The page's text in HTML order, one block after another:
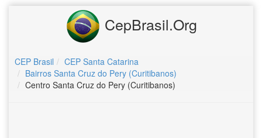
CepBrasil.Org
CEP Brasil
CEP Santa Catarina
Bairros Santa Cruz do Pery (Curitibanos)
Centro Santa Cruz do Pery (Curitibanos)